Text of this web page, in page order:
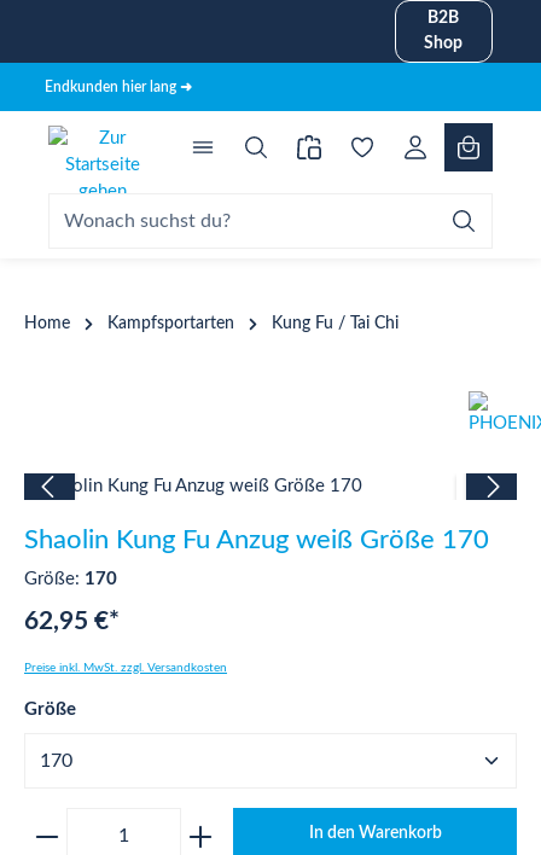
B2B
Shop
Endkunden hier lang ➜
Home Kampfsportarten Kung Fu / Tai Chi
Bildergalerie überspringen
Shaolin Kung Fu Anzug weiß Größe 170
Größe: 170
62,95 €*
Preise inkl. MwSt. zzgl. Versandkosten
Größeauswählen
Produkt Anzahl: Gib den gewünschten
In den Warenkorb